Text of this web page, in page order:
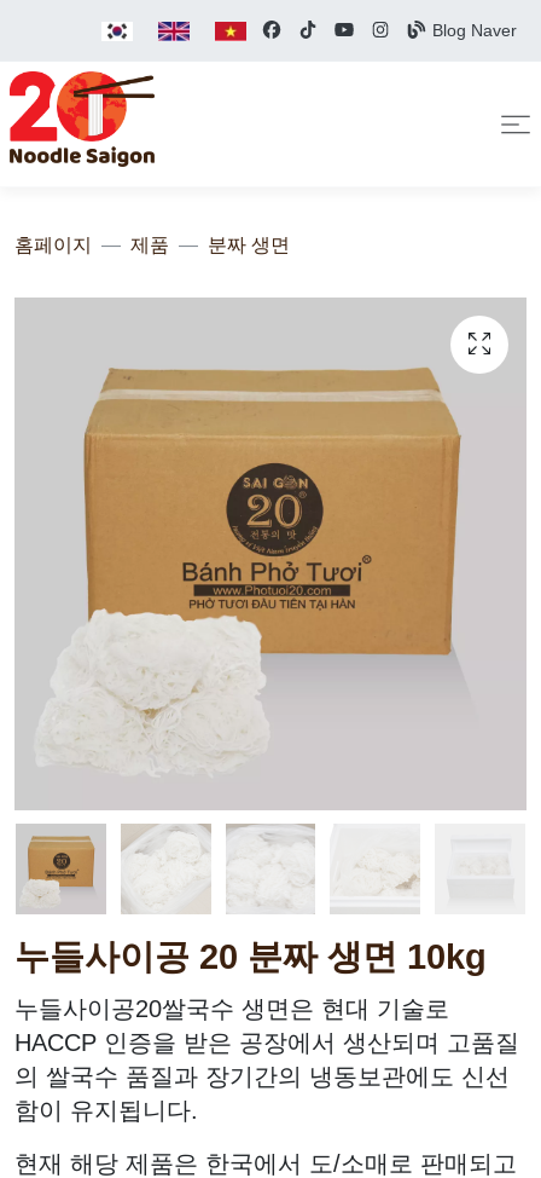
Blog Naver
홈페이지 제품 분짜 생면
누들사이공 20 분짜 생면 10kg
가중치: 3000 g
누들사이공20쌀국수 생면은 현대 기술로
HACCP 인증을 받은 공장에서 생산되며 고품질
의 쌀국수 품질과 장기간의 냉동보관에도 신선
함이 유지됩니다.
현재 해당 제품은 한국에서 도/소매로 판매되고